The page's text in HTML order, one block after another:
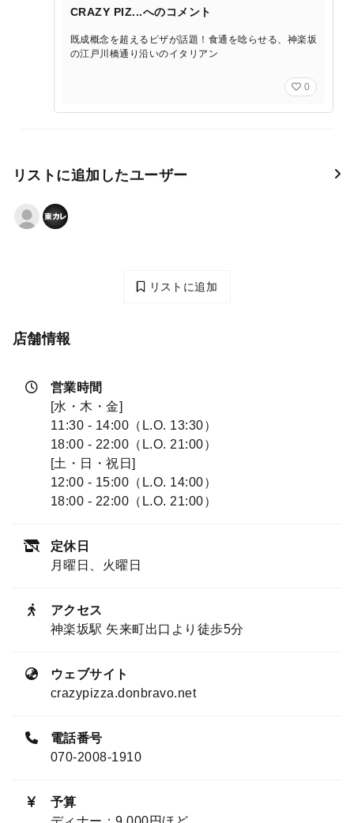
CRAZY PIZ...へのコメント
既成概念を超えるピザが話題！食通を唸らせる、神楽坂
の江戸川橋通り沿いのイタリアン
0
リストに追加したユーザー
リストに追加
店舗情報
営業時間
[水・木・金]
11:30 - 14:00（L.O. 13:30）
18:00 - 22:00（L.O. 21:00）
[土・日・祝日]
12:00 - 15:00（L.O. 14:00）
18:00 - 22:00（L.O. 21:00）
定休日
月曜日、火曜日
アクセス
神楽坂駅 矢来町出口より徒歩5分
ウェブサイト
crazypizza.donbravo.net
電話番号
070-2008-1910
予算